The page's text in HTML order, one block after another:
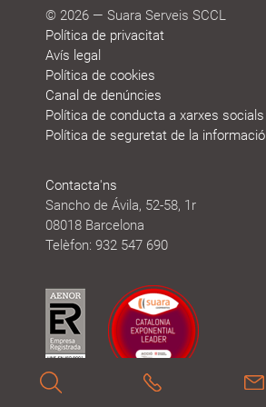
© 2026 — Suara Serveis SCCL
Política de privacitat
Avís legal
Política de cookies
Canal de denúncies
Política de conducta a xarxes socials
Política de seguretat de la informació
Contacta'ns
Sancho de Ávila, 52-58, 1r
08018 Barcelona
Telèfon: 932 547 690